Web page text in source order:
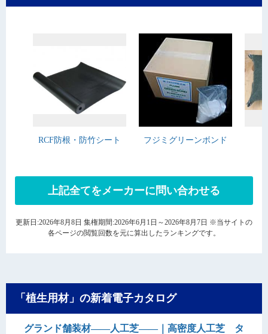
RCF防根・防竹シート フジミグリーンボンド
上記全てをメーカーに問い合わせる
更新日:2026年8月8日 集権期間:2026年6月1日～2026年8月7日 ※当サイトの
各ページの閲覧回数を元に算出したランキングです。
「植生用材」の新着電子カタログ
グランド舗装材――人工芝―—｜高密度人工芝 タ